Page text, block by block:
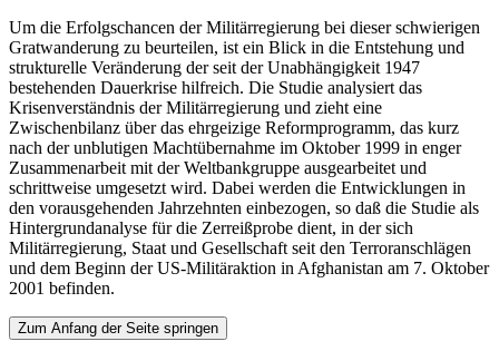
Um die Erfolgschancen der Militärregierung bei dieser schwierigen
Gratwanderung zu beurteilen, ist ein Blick in die Entstehung und
strukturelle Veränderung der seit der Unabhängigkeit 1947
bestehenden Dauerkrise hilfreich. Die Studie analysiert das
Krisenverständnis der Militärregierung und zieht eine
Zwischenbilanz über das ehrgeizige Reformprogramm, das kurz
nach der unblutigen Machtübernahme im Oktober 1999 in enger
Zusammenarbeit mit der Weltbankgruppe ausgearbeitet und
schrittweise umgesetzt wird. Dabei werden die Entwicklungen in
den vorausgehenden Jahrzehnten einbezogen, so daß die Studie als
Hintergrundanalyse für die Zerreißprobe dient, in der sich
Militärregierung, Staat und Gesellschaft seit den Terroranschlägen
und dem Beginn der US-Militäraktion in Afghanistan am 7. Oktober
2001 befinden.
Zum Anfang der Seite springen